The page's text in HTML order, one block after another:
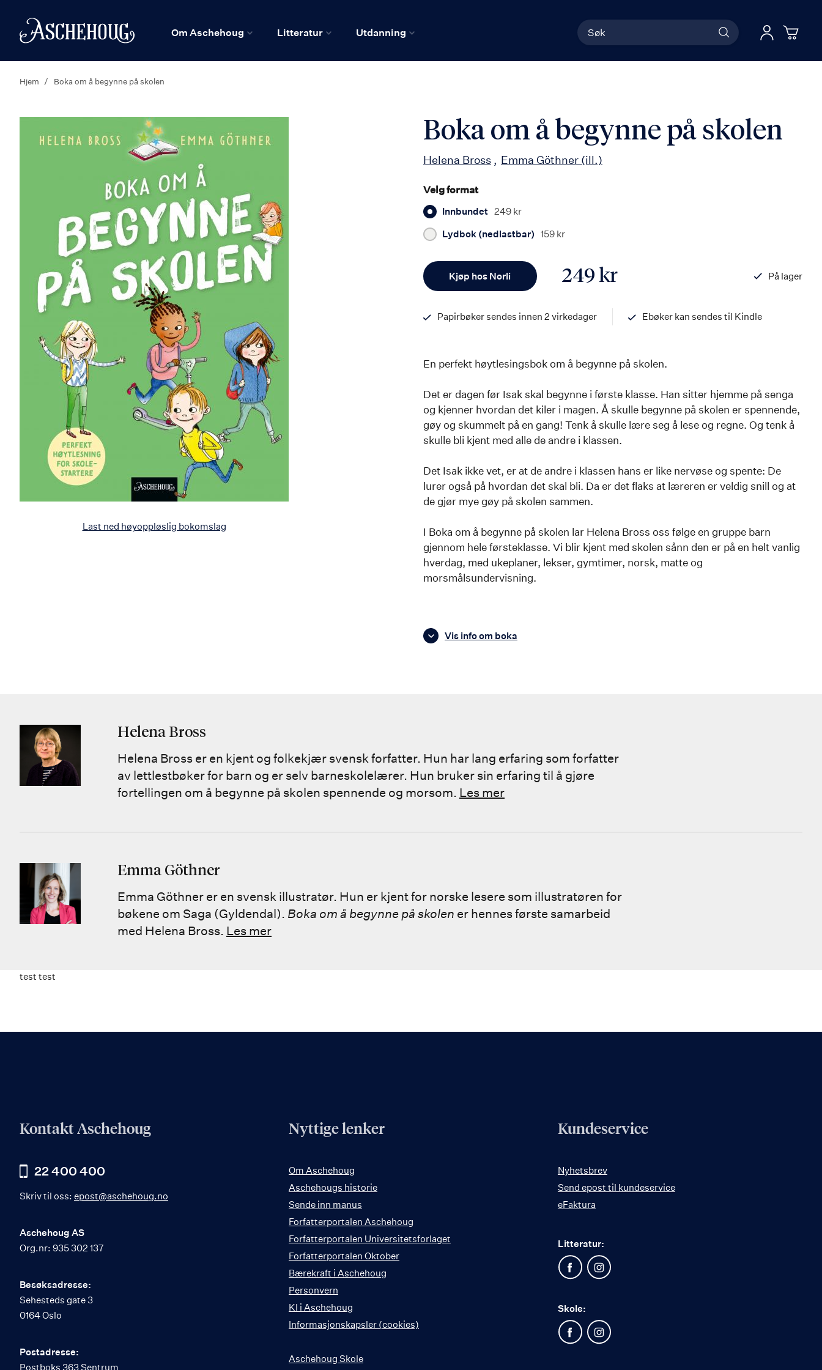
Hjem
Om Aschehoug Litteratur Utdanning
Søk Logg
Hjem Boka om å begynne på skolen
Last ned høyoppløslig bokomslag
Boka om å begynne på skolen
Helena Bross Emma Göthner (ill.)
Velg format
Innbundet 249 kr
Lydbok (nedlastbar) 159 kr
Kjøp hos Norli 249 kr
På lager
Papirbøker sendes innen 2 virkedager
Ebøker kan sendes til Kindle
En perfekt høytlesingsbok om å begynne på skolen.
Det er dagen før Isak skal begynne i første klasse. Han sitter hjemme på senga
og kjenner hvordan det kiler i magen. Å skulle begynne på skolen er spennende,
gøy og skummelt på en gang! Tenk å skulle lære seg å lese og regne. Og tenk å
skulle bli kjent med alle de andre i klassen.
Det Isak ikke vet, er at de andre i klassen hans er like nervøse og spente: De
lurer også på hvordan det skal bli. Da er det flaks at læreren er veldig snill og at
de gjør mye gøy på skolen sammen.
I Boka om å begynne på skolen lar Helena Bross oss følge en gruppe barn
gjennom hele førsteklasse. Vi blir kjent med skolen sånn den er på en helt vanlig
hverdag, med ukeplaner, lekser, gymtimer, norsk, matte og
morsmålsundervisning.
Vis info om boka
Helena Bross
Helena Bross er en kjent og folkekjær svensk forfatter. Hun har lang erfaring som forfatter
av lettlestbøker for barn og er selv barneskolelærer. Hun bruker sin erfaring til å gjøre
fortellingen om å begynne på skolen spennende og morsom. Les mer
Emma Göthner
Emma Göthner er en svensk illustratør. Hun er kjent for norske lesere som illustratøren for
bøkene om Saga (Gyldendal). Boka om å begynne på skolen er hennes første samarbeid
med Helena Bross. Les mer
test test
Kontakt Aschehoug
22 400 400
Skriv til oss: epost@aschehoug.no
Aschehoug AS
Org.nr: 935 302 137
Besøksadresse:
Sehesteds gate 3
0164 Oslo
Postadresse:
Postboks 363 Sentrum
Nyttige lenker
Om Aschehoug
Aschehougs historie
Sende inn manus
Forfatterportalen Aschehoug
Forfatterportalen Universitetsforlaget
Forfatterportalen Oktober
Bærekraft i Aschehoug
Personvern
KI i Aschehoug
Informasjonskapsler (cookies)
Aschehoug Skole
Kundeservice
Nyhetsbrev
Send epost til kundeservice
eFaktura
Litteratur:
Skole: